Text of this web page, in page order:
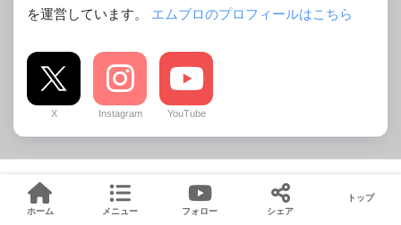
を運営しています。 エムブロのプロフィールはこちら
X Instagram YouTube
コメントを残す
ホーム メニュー フォロー シェア
トップ